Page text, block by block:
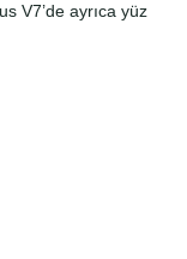
V7’de ayrıca yüz